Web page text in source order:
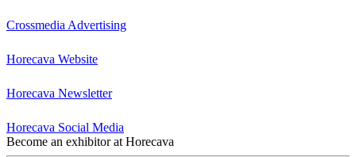
Crossmedia Advertising
Horecava Website
Horecava Newsletter
Horecava Social Media
Become an exhibitor at Horecava